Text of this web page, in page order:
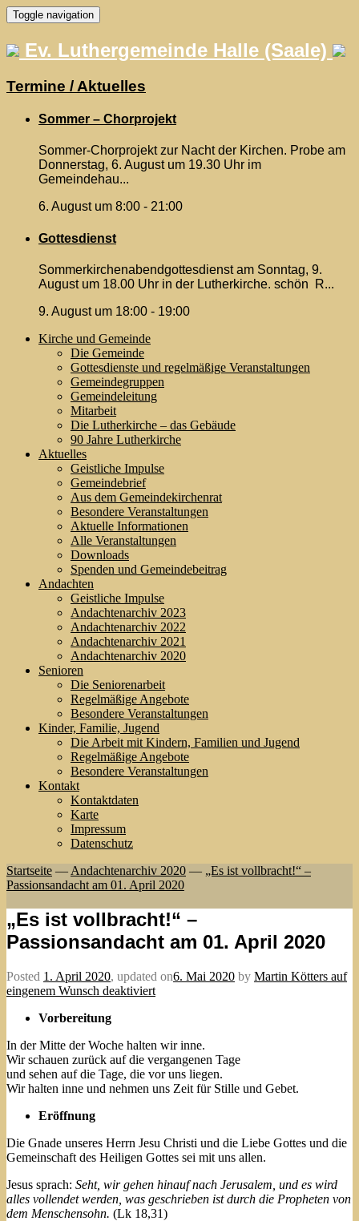
Skip
to
content
Toggle navigation
Ev. Luthergemeinde Halle (Saale)
Termine / Aktuelles
Sommer – Chorprojekt
Sommer-Chorprojekt zur Nacht der Kirchen. Probe am
Donnerstag, 6. August um 19.30 Uhr im
Gemeindehau...
6. August um 8:00 - 21:00
Gottesdienst
Sommerkirchenabendgottesdienst am Sonntag, 9.
August um 18.00 Uhr in der Lutherkirche. schön R...
9. August um 18:00 - 19:00
Kirche und Gemeinde
Die Gemeinde
Gottesdienste und regelmäßige Veranstaltungen
Gemeindegruppen
Gemeindeleitung
Mitarbeit
Die Lutherkirche – das Gebäude
90 Jahre Lutherkirche
Aktuelles
Geistliche Impulse
Gemeindebrief
Aus dem Gemeindekirchenrat
Besondere Veranstaltungen
Aktuelle Informationen
Alle Veranstaltungen
Downloads
Spenden und Gemeindebeitrag
Andachten
Geistliche Impulse
Andachtenarchiv 2023
Andachtenarchiv 2022
Andachtenarchiv 2021
Andachtenarchiv 2020
Senioren
Die Seniorenarbeit
Regelmäßige Angebote
Besondere Veranstaltungen
Kinder, Familie, Jugend
Die Arbeit mit Kindern, Familien und Jugend
Regelmäßige Angebote
Besondere Veranstaltungen
Kontakt
Kontaktdaten
Karte
Impressum
Datenschutz
Startseite — Andachtenarchiv 2020 — „Es ist vollbracht!“ –
Passionsandacht am 01. April 2020
„Es ist vollbracht!“ –
Passionsandacht am 01. April 2020
Posted 1. April 2020, updated on6. Mai 2020 by Martin Kötters auf
eingenem Wunsch deaktiviert
Vorbereitung
In der Mitte der Woche halten wir inne.
Wir schauen zurück auf die vergangenen Tage
und sehen auf die Tage, die vor uns liegen.
Wir halten inne und nehmen uns Zeit für Stille und Gebet.
Eröffnung
Die Gnade unseres Herrn Jesu Christi und die Liebe Gottes und die
Gemeinschaft des Heiligen Gottes sei mit uns allen.
Jesus sprach: Seht, wir gehen hinauf nach Jerusalem, und es wird
alles vollendet werden, was geschrieben ist durch die Propheten von
dem Menschensohn. (Lk 18,31)